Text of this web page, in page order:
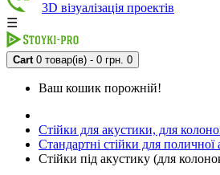
3D візуалізація проектів
☰
Cart 0 товар(ів) - 0 грн. 0
Ваш кошик порожній!
Стійки для акустики, для
Стандартні стійки для поличної
Стійки під акустику (для